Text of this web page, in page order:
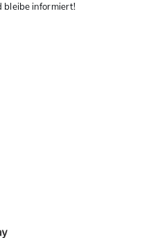
bleibe informiert!